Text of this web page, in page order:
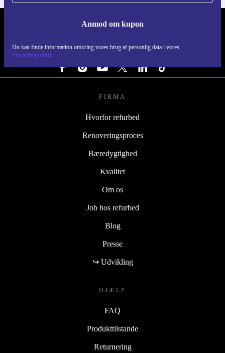
Anmod om kupon
Du kan finde information omkring vores brug af personlig data i vores
Privatlivspolitik
REFURBED DANMARK - RETHINK NEW.
FØLG OS
FIRMA
Hvorfor refurbed
Renoveringsproces
Bæredygtighed
Kvalitet
Om os
Job hos refurbed
Blog
Presse
↪ Udvikling
HJÆLP
FAQ
Produkttilstande
Returnering